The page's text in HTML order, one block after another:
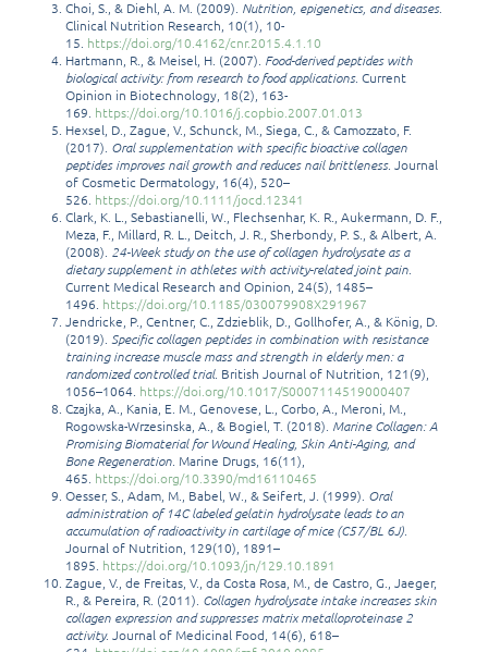
Choi, S., & Diehl, A. M. (2009). Nutrition, epigenetics, and diseases.
Clinical Nutrition Research, 10(1), 10-
15. https://doi.org/10.4162/cnr.2015.4.1.10
Hartmann, R., & Meisel, H. (2007). Food-derived peptides with
biological activity: from research to food applications. Current
Opinion in Biotechnology, 18(2), 163-
169. https://doi.org/10.1016/j.copbio.2007.01.013
Hexsel, D., Zague, V., Schunck, M., Siega, C., & Camozzato, F.
(2017). Oral supplementation with specific bioactive collagen
peptides improves nail growth and reduces nail brittleness. Journal
of Cosmetic Dermatology, 16(4), 520–
526. https://doi.org/10.1111/jocd.12341
Clark, K. L., Sebastianelli, W., Flechsenhar, K. R., Aukermann, D. F.,
Meza, F., Millard, R. L., Deitch, J. R., Sherbondy, P. S., & Albert, A.
(2008). 24-Week study on the use of collagen hydrolysate as a
dietary supplement in athletes with activity-related joint pain.
Current Medical Research and Opinion, 24(5), 1485–
1496. https://doi.org/10.1185/030079908X291967
Jendricke, P., Centner, C., Zdzieblik, D., Gollhofer, A., & König, D.
(2019). Specific collagen peptides in combination with resistance
training increase muscle mass and strength in elderly men: a
randomized controlled trial. British Journal of Nutrition, 121(9),
1056–1064. https://doi.org/10.1017/S0007114519000407
Czajka, A., Kania, E. M., Genovese, L., Corbo, A., Meroni, M.,
Rogowska-Wrzesinska, A., & Bogiel, T. (2018). Marine Collagen: A
Promising Biomaterial for Wound Healing, Skin Anti-Aging, and
Bone Regeneration. Marine Drugs, 16(11),
465. https://doi.org/10.3390/md16110465
Oesser, S., Adam, M., Babel, W., & Seifert, J. (1999). Oral
administration of 14C labeled gelatin hydrolysate leads to an
accumulation of radioactivity in cartilage of mice (C57/BL 6J).
Journal of Nutrition, 129(10), 1891–
1895. https://doi.org/10.1093/jn/129.10.1891
Zague, V., de Freitas, V., da Costa Rosa, M., de Castro, G., Jaeger,
R., & Pereira, R. (2011). Collagen hydrolysate intake increases skin
collagen expression and suppresses matrix metalloproteinase 2
activity. Journal of Medicinal Food, 14(6), 618–